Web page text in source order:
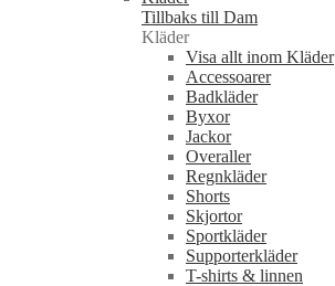
Tillbaks till Dam
Kläder
Visa allt inom Kläder
Accessoarer
Badkläder
Byxor
Jackor
Overaller
Regnkläder
Shorts
Skjortor
Sportkläder
Supporterkläder
T-shirts & linnen